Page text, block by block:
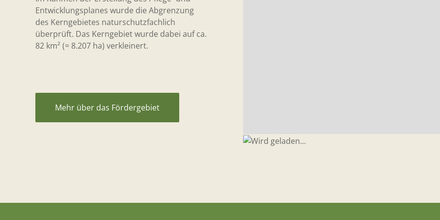
Entwicklungsplanes wurde die Abgrenzung
des Kerngebietes naturschutzfachlich
überprüft. Das Kerngebiet wurde dabei auf ca.
82 km² (= 8.207 ha) verkleinert.
Mehr über das Fördergebiet